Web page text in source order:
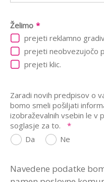
Želimo *
prejeti reklamno
prejeti neobvezujočo
prejeti klic.
Zaradi novih predpisov o
bomo smeli pošiljati
izobraževalnih vsebin le v
soglasje za to.
*
Da
Ne
Navedene podatke